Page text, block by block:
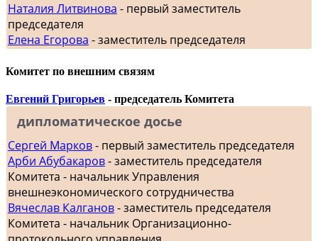
Наталия Литвинова - первый заместитель
председателя
Елена Егорова - заместитель председателя
Комитет по внешним связям
Евгений Григорьев - председатель Комитета
дипломатическое досье
Сергей Марков- первый заместитель председателя
Арби Абубакаров- заместитель председателя
Комитета - начальник Управления
внешнеэкономического сотрудничества
Вячеслав Калганов- заместитель председателя
Комитета - начальник Организационно-